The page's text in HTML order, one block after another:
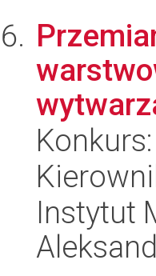
Konkurs:
Instytut